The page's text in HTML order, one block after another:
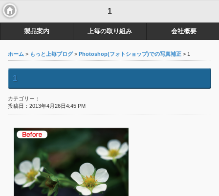
1
製品案内 上毎の取り組み 会社概要
ホーム > もっと上毎ブログ> Photoshop(フォトショップ)での写真補正 > 1
1
カテゴリー：
投稿日：2013年4月26日4:45 PM